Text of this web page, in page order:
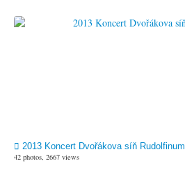
2013 Koncert Dvořákova síň Rudolfinum
42 photos, 2667 views